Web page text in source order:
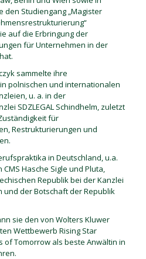
den Studiengang „Magister
auf die Erbringung der
für Unternehmen in der
sammelte ihre
polnischen und internationalen
u. a. in der
SDZLEGAL Schindhelm, zuletzt
für
Restrukturierungen und
in Deutschland, u.a.
Hasche Sigle und Pluta,
Republik bei der Kanzlei
und der Botschaft der Republik
sie den von Wolters Kluwer
Wettbewerb Rising Star
of Tomorrow als beste Anwältin in